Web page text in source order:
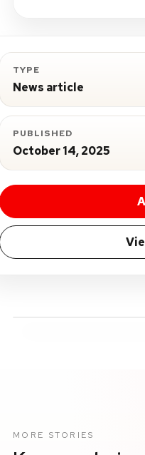
TYPE
News article
PUBLISHED
October 14, 2025
MORE STORIES